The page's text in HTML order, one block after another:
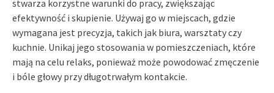
stwarza korzystne warunki do pracy, zwiększając
efektywność i skupienie. Używaj go w miejscach, gdzie
wymagana jest precyzja, takich jak biura, warsztaty czy
kuchnie. Unikaj jego stosowania w pomieszczeniach, które
mają na celu relaks, ponieważ może powodować zmęczenie
i bóle głowy przy długotrwałym kontakcie.